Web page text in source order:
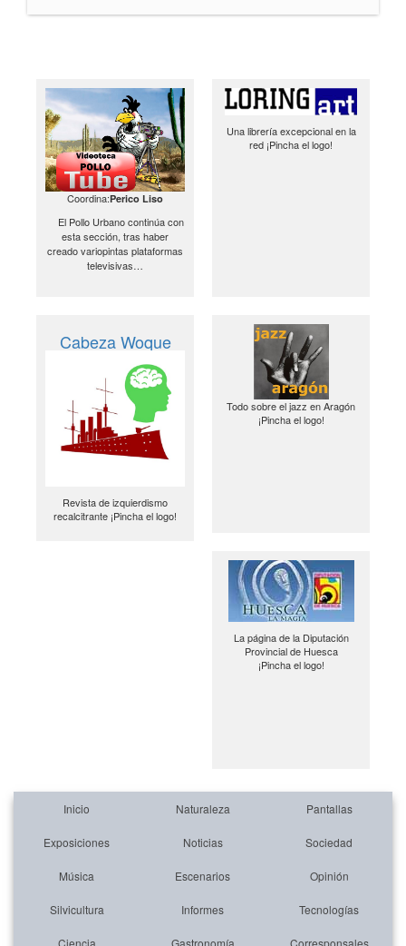
Coordina:Perico Liso
El Pollo Urbano continúa con
esta sección, tras haber
creado variopintas plataformas
televisivas…
Una librería excepcional en la
red ¡Pincha el logo!
Cabeza Woque
Revista de izquierdismo
recalcitrante ¡Pincha el logo!
Todo sobre el jazz en Aragón
¡Pincha el logo!
La página de la Diputación
Provincial de Huesca
¡Pincha el logo!
Inicio Naturaleza Pantallas
Exposiciones Noticias Sociedad
Música Escenarios Opinión
Silvicultura Informes Tecnologías